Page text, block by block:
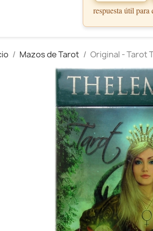
respuesta útil para
Mazos de Tarot Original - Tarot